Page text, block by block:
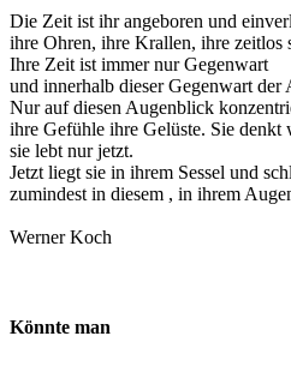
Die Zeit ist ihr angeboren und
ihre Ohren, ihre Krallen, ihre zeitlos
Ihre Zeit ist immer nur Gegenwart
und innerhalb dieser Gegenwart der
Nur auf diesen Augenblick
ihre Gefühle ihre Gelüste. Sie denkt
sie lebt nur jetzt.
Jetzt liegt sie in ihrem Sessel und
zumindest in diesem , in ihrem
Werner Koch
Könnte man